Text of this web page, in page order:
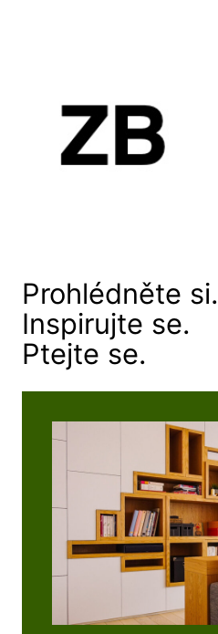
Prohlédněte si.
Inspirujte se.
Ptejte se.